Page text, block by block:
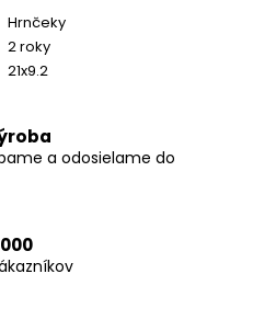
Hrnčeky
2 roky
21x9.2
a odosielame do